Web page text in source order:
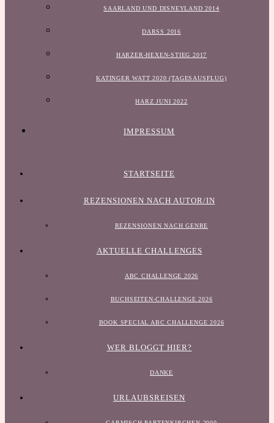
SAARLAND UND DISNEYLAND 2014
DARSS 2016
HARZER-HEXEN-STIEG 2017
KATINGER WATT 2020 (TAGESAUSFLUG)
HARZ JUNI 2022
IMPRESSUM
STARTSEITE
REZENSIONEN NACH AUTOR/IN
REZENSIONEN NACH GENRE
AKTUELLE CHALLENGES
ABC CHALLENGE 2026
BUCHSEITEN-CHALLENGE 2026
BOOK SPECIAL ABC CHALLENGE 2026
WER BLOGGT HIER?
DANKE
URLAUBSREISEN